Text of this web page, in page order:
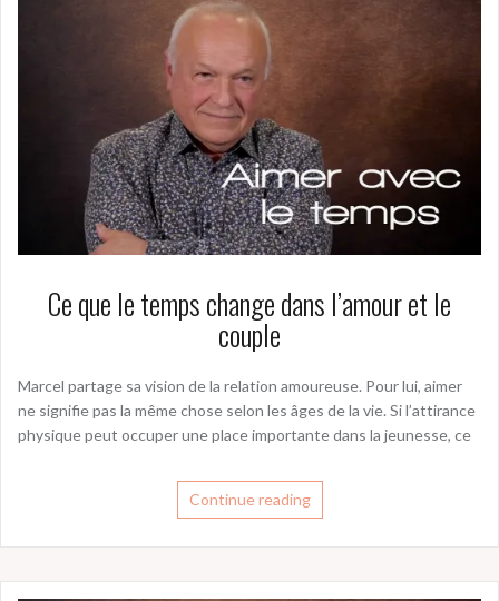
Ce que le temps change dans l’amour et le
couple
Marcel partage sa vision de la relation amoureuse. Pour lui, aimer
ne signifie pas la même chose selon les âges de la vie. Si l’attirance
physique peut occuper une place importante dans la jeunesse, ce
Continue reading